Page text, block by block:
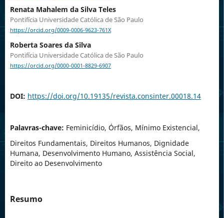
Renata Mahalem da Silva Teles
Pontifícia Universidade Católica de São Paulo
https://orcid.org/0009-0006-9623-761X
Roberta Soares da Silva
Pontifícia Universidade Católica de São Paulo
https://orcid.org/0000-0001-8829-6907
DOI: https://doi.org/10.19135/revista.consinter.00018.14
Palavras-chave: Feminicídio, Órfãos, Mínimo Existencial,
Direitos Fundamentais, Direitos Humanos, Dignidade
Humana, Desenvolvimento Humano, Assistência Social,
Direito ao Desenvolvimento
Resumo